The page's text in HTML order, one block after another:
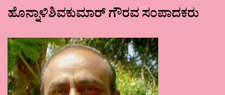
ಹೊನ್ನಾಳಿಶಿವಕುಮಾರ್ ಗೌರವ ಸಂಪಾದಕರು